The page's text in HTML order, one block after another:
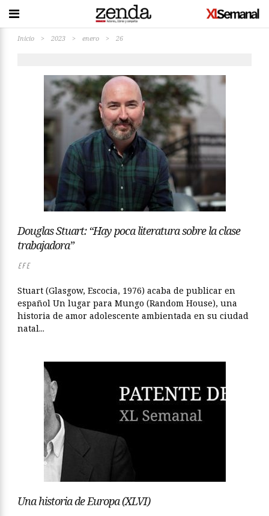
Inicio > 2023 > enero > 26
Douglas Stuart: “Hay poca literatura sobre la clase
trabajadora”
EFE
Stuart (Glasgow, Escocia, 1976) acaba de publicar en
español Un lugar para Mungo (Random House), una
historia de amor adolescente ambientada en su ciudad
natal...
Una historia de Europa (XLVI)